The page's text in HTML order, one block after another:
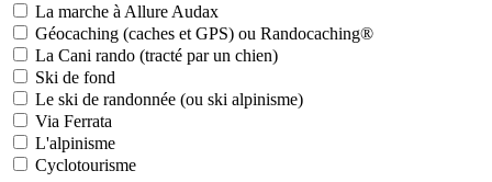
La marche à Allure Audax
Géocaching (caches et GPS) ou Randocaching®
La Cani rando (tracté par un chien)
Ski de fond
Le ski de randonnée (ou ski alpinisme)
Via Ferrata
L'alpinisme
Cyclotourisme